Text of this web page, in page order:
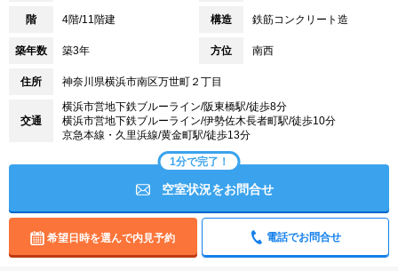
階 4階/11階建 構造 鉄筋コンクリート造
築年数 築3年 方位 南西
住所 神奈川県横浜市南区万世町２丁目
交通
横浜市営地下鉄ブルーライン/阪東橋駅/徒歩8分
横浜市営地下鉄ブルーライン/伊勢佐木長者町駅/徒歩10分
京急本線・久里浜線/黄金町駅/徒歩13分
1分で完了！
空室状況をお問合せ
希望日時を選んで内見予約 電話でお問合せ